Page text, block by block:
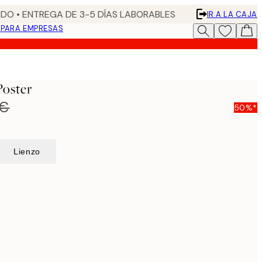
• ENTREGA DE 3-5 DÍAS LABORABLES
IR A LA CAJA
PARA EMPRESAS
50%*
Lienzo